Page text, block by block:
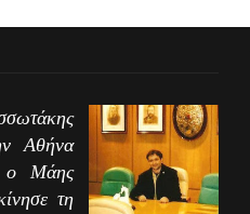
Αθήνα
ο Μάης
τη